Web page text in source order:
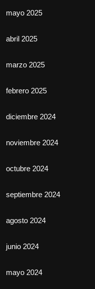
mayo 2025
abril 2025
marzo 2025
febrero 2025
diciembre 2024
noviembre 2024
octubre 2024
septiembre 2024
agosto 2024
junio 2024
mayo 2024